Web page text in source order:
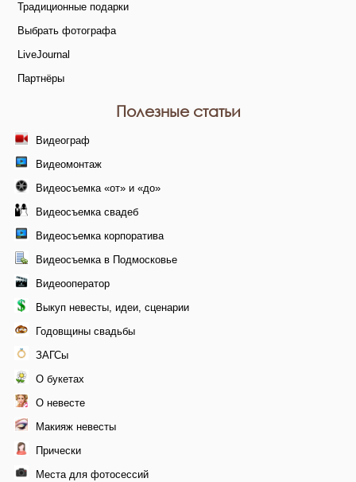
Традиционные подарки
Выбрать фотографа
LiveJournal
Партнёры
Полезные статьи
Видеограф
Видеомонтаж
Видеосъемка «от» и «до»
Видеосъемка свадеб
Видеосъемка корпоратива
Видеосъемка в Подмосковье
Видеооператор
Выкуп невесты, идеи, сценарии
Годовщины свадьбы
ЗАГСы
О букетах
О невесте
Макияж невесты
Прически
Места для фотосессий